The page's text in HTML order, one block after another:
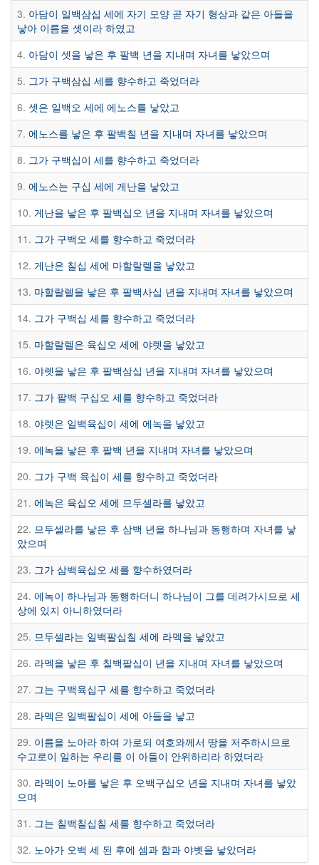
3. 아담이 일백삼십 세에 자기 모양 곧 자기 형상과 같은 아들을
낳아 이름을 셋이라 하였고
4. 아담이 셋을 낳은 후 팔백 년을 지내며 자녀를 낳았으며
5. 그가 구백삼십 세를 향수하고 죽었더라
6. 셋은 일백오 세에 에노스를 낳았고
7. 에노스를 낳은 후 팔백칠 년을 지내며 자녀를 낳았으며
8. 그가 구백십이 세를 향수하고 죽었더라
9. 에노스는 구십 세에 게난을 낳았고
10. 게난을 낳은 후 팔백십오 년을 지내며 자녀를 낳았으며
11. 그가 구백오 세를 향수하고 죽었더라
12. 게난은 칠십 세에 마할랄렐을 낳았고
13. 마할랄렐을 낳은 후 팔백사십 년을 지내며 자녀를 낳았으며
14. 그가 구백십 세를 향수하고 죽었더라
15. 마할랄렐은 육십오 세에 야렛을 낳았고
16. 야렛을 낳은 후 팔백삼십 년을 지내며 자녀를 낳았으며
17. 그가 팔백 구십오 세를 향수하고 죽었더라
18. 야렛은 일백육십이 세에 에녹을 낳았고
19. 에녹을 낳은 후 팔백 년을 지내며 자녀를 낳았으며
20. 그가 구백 육십이 세를 향수하고 죽었더라
21. 에녹은 육십오 세에 므두셀라를 낳았고
22. 므두셀라를 낳은 후 삼백 년을 하나님과 동행하며 자녀를 낳
았으며
23. 그가 삼백육십오 세를 향수하였더라
24. 에녹이 하나님과 동행하더니 하나님이 그를 데려가시므로 세
상에 있지 아니하였더라
25. 므두셀라는 일백팔십칠 세에 라멕을 낳았고
26. 라멕을 낳은 후 칠백팔십이 년을 지내며 자녀를 낳았으며
27. 그는 구백육십구 세를 향수하고 죽었더라
28. 라멕은 일백팔십이 세에 아들을 낳고
29. 이름을 노아라 하여 가로되 여호와께서 땅을 저주하시므로
수고로이 일하는 우리를 이 아들이 안위하리라 하였더라
30. 라멕이 노아를 낳은 후 오백구십오 년을 지내며 자녀를 낳았
으며
31. 그는 칠백칠십칠 세를 향수하고 죽었더라
32. 노아가 오백 세 된 후에 셈과 함과 야벳을 낳았더라